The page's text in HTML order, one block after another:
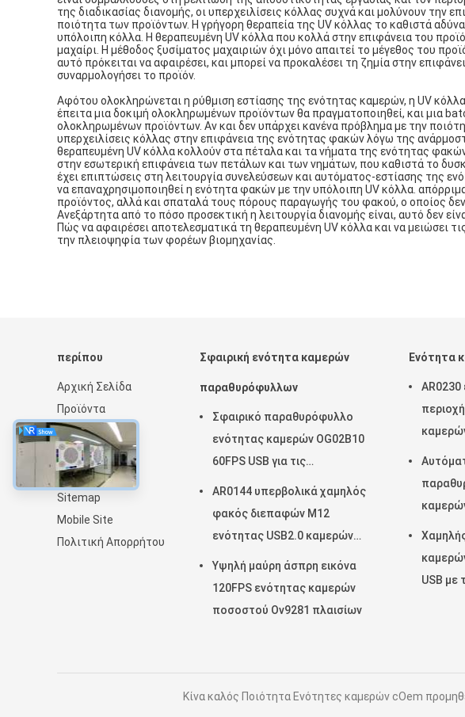
της διαδικασίας διανομής, οι υπερχειλίσεις κόλλας συχνά και μολύνουν την
ποιότητα των προϊόντων. Η γρήγορη θεραπεία της UV κόλλας το καθιστά
υπόλοιπη κόλλα. Η θεραπευμένη UV κόλλα που κολλά στην επιφάνεια του
μαχαίρι. Η μέθοδος ξυσίματος μαχαιριών όχι μόνο απαιτεί το μέγεθος του
αυτό πρόκειται να αφαιρέσει, και μπορεί να προκαλέσει τη ζημία στην
συναρμολογήσει το προϊόν.
Αφότου ολοκληρώνεται η ρύθμιση εστίασης της ενότητας καμερών, η UV
έπειτα μια δοκιμή ολοκληρωμένων προϊόντων θα πραγματοποιηθεί, και μια
ολοκληρωμένων προϊόντων. Αν και δεν υπάρχει κανένα πρόβλημα με την
υπερχειλίσεις κόλλας στην επιφάνεια της ενότητας φακών λόγω της
θεραπευμένη UV κόλλα κολλούν στα πέταλα και τα νήματα της ενότητας
στην εσωτερική επιφάνεια των πετάλων και των νημάτων, που καθιστά το
έχει επιπτώσεις στη λειτουργία συνελεύσεων και αυτόματος-εστίασης της
να επαναχρησιμοποιηθεί η ενότητα φακών με την υπόλοιπη UV κόλλα.
προϊόντος, αλλά και σπαταλά τους πόρους παραγωγής του φακού, ο οποίος
Ανεξάρτητα από το πόσο προσεκτική η λειτουργία διανομής είναι, αυτό δεν
Πώς να αφαιρέσει αποτελεσματικά τη θεραπευμένη UV κόλλα και να μειώσει
την πλειοψηφία των φορέων βιομηχανίας.
περίπου
Αρχική Σελίδα
Προϊόντα
Εμφάνιση VR
Σχετικά με εμάς
Νέα
Sitemap
Mobile Site
Πολιτική Απορρήτου
Σφαιρική ενότητα καμερών
παραθυρόφυλλων
Σφαιρικό παραθυρόφυλλο
ενότητας καμερών OG02B10
60FPS USB για τις
βιομηχανικές εφαρμογές
μηχανικής όρασης
AR0144 υπερβολικά χαμηλός
φακός διεπαφών M12
ενότητας USB2.0 καμερών
δύναμης αισθητήρων
Υψηλή μαύρη άσπρη εικόνα
120FPS ενότητας καμερών
ποσοστού Ov9281 πλαισίων
Ενότητα
AR0230
για
USB με
Κίνα καλός Ποιότητα Ενότητες καμερών cOem